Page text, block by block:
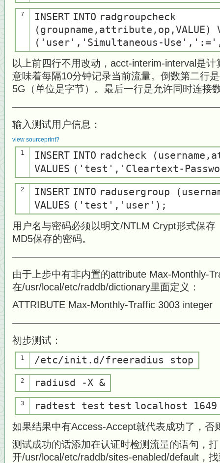
7 INSERT INTO radgroupcheck
(groupname,attribute,op,VALUE)
( 'user' , 'Simultaneous-Use' , ':='
以上前四行不用改动，acct-interim-interval是
意味着每隔10分钟记录当前流量。倒数第二行
5G（单位是字节）。最后一行是允许同时连接
输入测试用户信息：
view sourceprint?
1
INSERT INTO radcheck
VALUES ( 'test' , 'Cleartext-
2 INSERT INTO radusergroup
VALUES ( 'test' , 'user' );
用户名与密码必须以明文/NTLM Crypt形式保存
MD5保存的密码。
由于上步中有非内置的attribute Max-Monthly-
在/usr/local/etc/raddb/dictionary里面定义：
ATTRIBUTE Max-Monthly-Traffic 3003 integer
初步测试：
1 /etc/init.d/freeradius stop
2 radiusd -X &
3 radtest test test localhost
如果结果中有Access-Accept就代表成功了，否
测试成功的话添加在认证时检测流量的语句，打
开/usr/local/etc/raddb/sites-enabled/default，